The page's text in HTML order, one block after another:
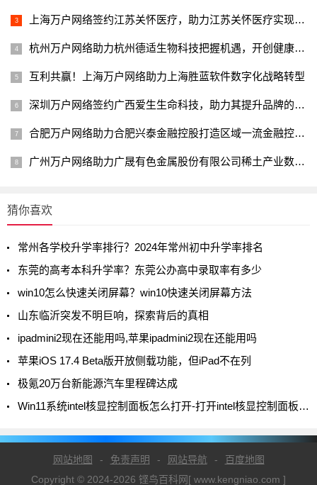
上海万户网络签约江苏关怀医疗，助力江苏关怀医疗实现数字化转型升级
杭州万户网络助力杭州德适生物科技把握机遇，开创健康领域的智能时代
互利共赢！上海万户网络助力上海胜蓝软件数字化战略转型
深圳万户网络签约广西爱生生命科技，助力其提升品牌的数字化形象
合肥万户网络助力合肥兴泰金融控股打造区域一流金融控股平台
广州万户网络助力广晟有色金属股份有限公司稀土产业数字化进程
猜你喜欢
常州各学校升学率排行？2024年常州初中升学率排名
东莞的高考本科升学率？东莞公办高中录取率有多少
win10怎么快速关闭屏幕？win10快速关闭屏幕方法
山东临沂突发不明巨响，探索背后的真相
ipadmini2现在还能用吗,苹果ipadmini2现在还能用吗
苹果iOS 17.4 Beta版开放侧载功能，但iPad不在列
极氪20万台新能源汽车里程碑达成
Win11系统intel核显控制面板怎么打开-打开intel核显控制面板的方法
网站地图 - 免责声明 - 网站导航 -
百度地图
Copyright © 2024-2026 铿鸟百科网[ www.kengniao.com ]